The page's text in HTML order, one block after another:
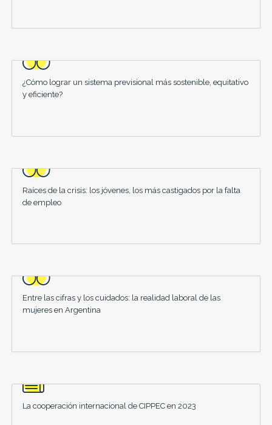
¿Cómo lograr un sistema previsional más sostenible, equitativo
y eficiente?
Raíces de la crisis: los jóvenes, los más castigados por la falta
de empleo
Entre las cifras y los cuidados: la realidad laboral de las
mujeres en Argentina
La cooperación internacional de CIPPEC en 2023